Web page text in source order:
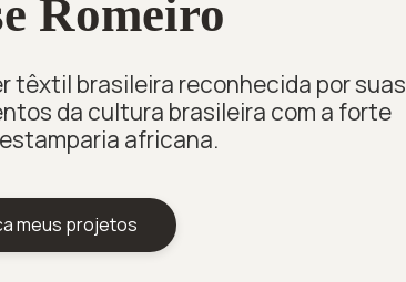
Romeiro
têxtil brasileira reconhecida por suas
da cultura brasileira com a forte
africana.
meus projetos